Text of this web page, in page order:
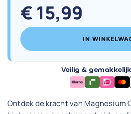
€ 15,99
IN
Veilig &
Ontdek de kracht van Magnesium